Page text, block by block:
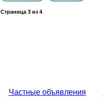
Страница 3из 4
Частные объявления